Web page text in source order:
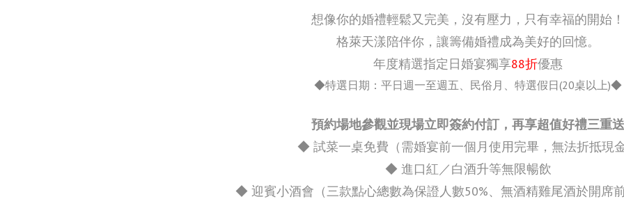
想像你的婚禮輕鬆又完美，沒有壓力，只有幸福的開始！
格萊天漾陪伴你，讓籌備婚禮成為美好的回憶。
年度精選指定日婚宴獨享88折優惠
◆特選日期：平日週一至週五、民俗月、特選假日(20桌以上)◆
預約場地參觀並現場立即簽約付訂，再享超值好禮三重送
◆ 試菜一桌免費（需婚宴前一個月使用完畢，無法折抵現
◆ 進口紅／白酒升等無限暢飲
◆ 迎賓小酒會（三款點心總數為保證人數50%、無酒精雞尾酒於開席